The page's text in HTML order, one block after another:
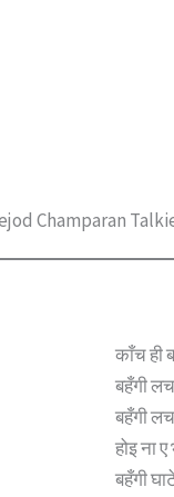
Champaran
काँच ही
बहँगी
बहँगी
होइ ना
बहँगी